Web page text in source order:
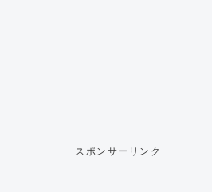
スポンサーリンク